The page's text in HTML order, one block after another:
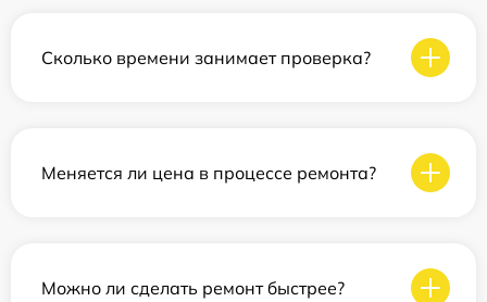
Сколько времени занимает проверка?
Меняется ли цена в процессе ремонта?
Можно ли сделать ремонт быстрее?